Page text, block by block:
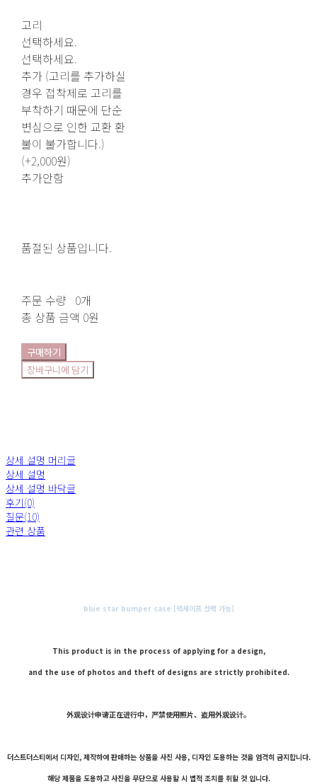
고리
선택하세요.
선택하세요.
추가 (고리를 추가하실
경우 접착제로 고리를
부착하기 때문에 단순
변심으로 인한 교환 환
불이 불가합니다.)
(+2,000원)
추가안함
품절된 상품입니다.
주문 수량 0개
총 상품 금액 0원
구매하기
장바구니에 담기
상세 설명 머리글
상세 설명
상세 설명 바닥글
후기(0)
질문(10)
관련 상품
blue star bumper case [맥세이프 선택 가능]
This product is in the process of applying for a design,
and the use of photos and theft of designs are strictly prohibited.
外观设计申请正在进行中，严禁使用照片、盗用外观设计。
더스트더스티에서 디자인, 제작하여 판매하는 상품을 사진 사용, 디자인 도용하는 것을 엄격히 금지합니다.
해당 제품을 도용하고 사진을 무단으로 사용할 시 법적 조치를 취할 것 입니다.